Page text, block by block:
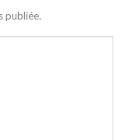
publiée.